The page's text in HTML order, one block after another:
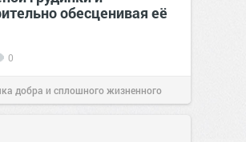
обесценивая её
0
добра и сплошного жизненного